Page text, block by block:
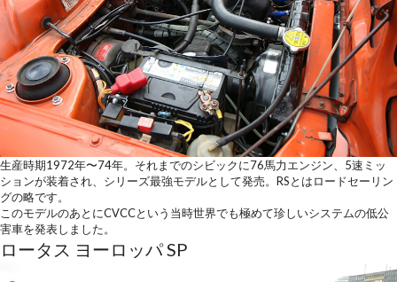
生産時期1972年〜74年。それまでのシビックに76馬力エンジン、5速ミッ
ションが装着され、シリーズ最強モデルとして発売。RSとはロードセーリン
グの略です。
このモデルのあとにCVCCという当時世界でも極めて珍しいシステムの低公
害車を発表しました。
ロータス ヨーロッパ SP